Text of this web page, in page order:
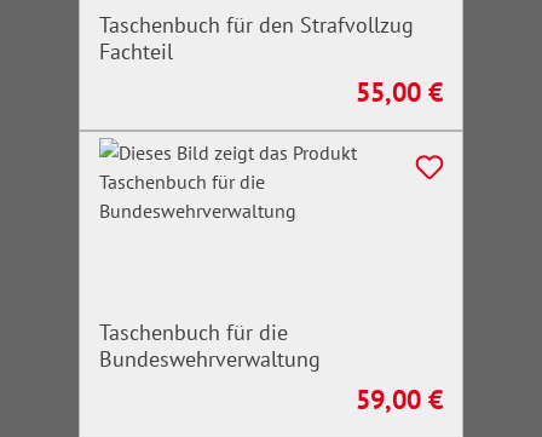
Taschenbuch für den Strafvollzug
Fachteil
Regulärer Preis:
55,00 €
Taschenbuch für die
Bundeswehrverwaltung
Regulärer Preis:
59,00 €